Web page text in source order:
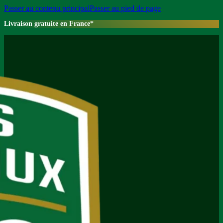
Passer au contenu principalPasser au pied de page
Livraison gratuite en France*